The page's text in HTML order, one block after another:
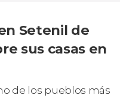
Setenil de
sus casas en
de los pueblos más